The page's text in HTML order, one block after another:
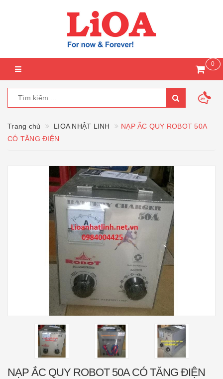
0
Trang chủ LIOA NHẬT LINH
NẠP ẮC QUY ROBOT 50A
CÓ TĂNG ĐIỆN
NẠP ẮC QUY ROBOT 50A CÓ TĂNG ĐIỆN